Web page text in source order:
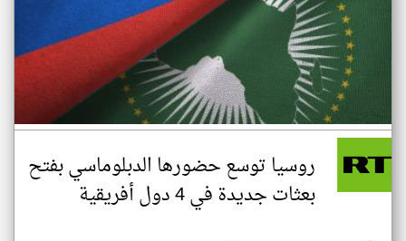
روسيا توسع حضورها الدبلوماسي بفتح
بعثات جديدة في 4 دول أفريقية